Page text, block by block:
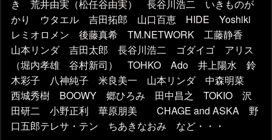
き 荒井由実（松任谷由実） 長谷川浩二 いきものが
かり ウタエル 吉田拓郎 山口百恵 HIDE Yoshiki
レミオロメン 後藤真希 TM.NETWORK 工藤静香
山本リンダ 吉田太郎 長谷川浩二 ゴダイゴ アリス
（堀内孝雄 谷村新司） TOHKO Ado 井上陽水 鈴
木彩子 八神純子 米良美一 山本リンダ 中森明菜
西城秀樹 BOOWY 郷ひろみ 田中昌之 TOKIO 沢
田研二 小野正利 華原朋美 CHAGE and ASKA 野
口五郎テレサ・テン ちあきなおみ など・・・